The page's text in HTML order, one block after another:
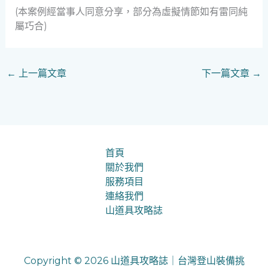
(本案例經當事人同意分享，部分為虛擬情節如有雷同純
屬巧合)
← 上一篇文章 下一篇文章 →
首頁
關於我們
服務項目
連絡我們
山道具攻略誌
Copyright © 2026 山道具攻略誌｜台灣登山裝備挑